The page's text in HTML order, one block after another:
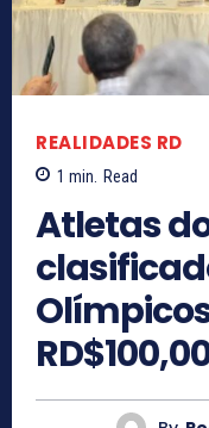
REALIDADES RD
1 min. Read
Atletas